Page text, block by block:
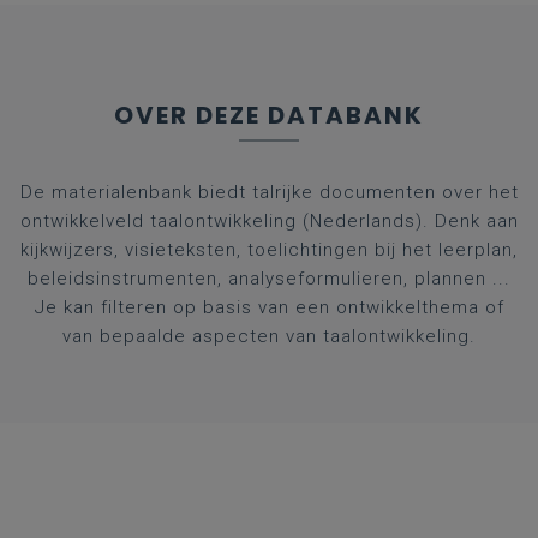
OVER DEZE DATABANK
De materialenbank biedt talrijke documenten over het
ontwikkelveld taalontwikkeling (Nederlands). Denk aan
kijkwijzers, visieteksten, toelichtingen bij het leerplan,
beleidsinstrumenten, analyseformulieren, plannen ...
Je kan filteren op basis van een ontwikkelthema of
van bepaalde aspecten van taalontwikkeling.